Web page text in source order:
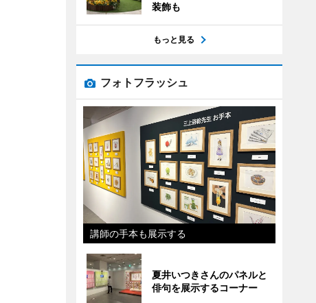
装飾も
もっと見る
フォトフラッシュ
講師の手本も展示する
夏井いつきさんのパネルと
俳句を展示するコーナー